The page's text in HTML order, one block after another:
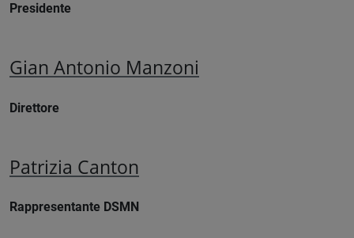
Presidente
Gian Antonio Manzoni
Direttore
Patrizia Canton
Rappresentante DSMN